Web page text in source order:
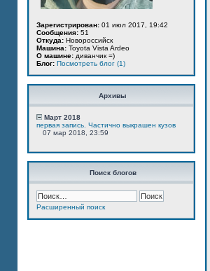
Зарегистрирован: 01 июл 2017, 19:42
Сообщения: 51
Откуда: Новороссийск
Машина: Toyota Vista Ardeo
О машине: диванчик =)
Блог: Посмотреть блог (1)
Архивы
Март 2018
первая запись. Частично выкрашен кузов
07 мар 2018, 23:59
Поиск блогов
Расширенный поиск